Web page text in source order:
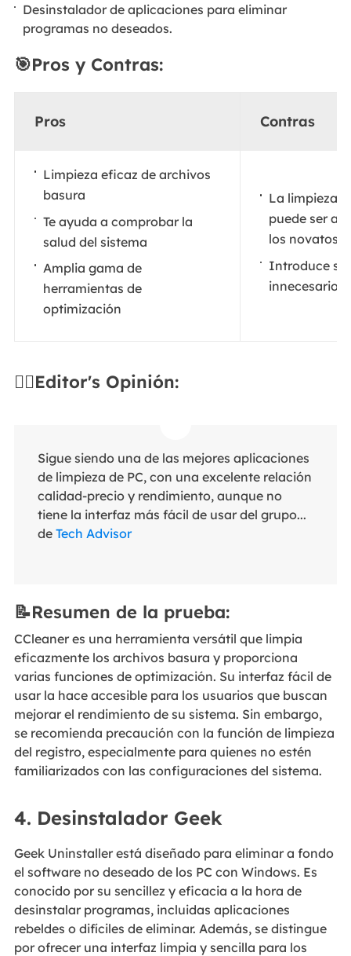
Desinstalador de aplicaciones para eliminar
programas no deseados.
🎯Pros y Contras:
Pros Contras
Limpieza eficaz de archivos
basura
Te ayuda a comprobar la
salud del sistema
Amplia gama de
herramientas de
optimización
La limpieza
puede ser
los novatos
Introduce
innecesario
✍🏻Editor's Opinión:
Sigue siendo una de las mejores aplicaciones
de limpieza de PC, con una excelente relación
calidad-precio y rendimiento, aunque no
tiene la interfaz más fácil de usar del grupo...
de Tech Advisor
📝Resumen de la prueba:
CCleaner es una herramienta versátil que limpia
eficazmente los archivos basura y proporciona
varias funciones de optimización. Su interfaz fácil de
usar la hace accesible para los usuarios que buscan
mejorar el rendimiento de su sistema. Sin embargo,
se recomienda precaución con la función de limpieza
del registro, especialmente para quienes no estén
familiarizados con las configuraciones del sistema.
4. Desinstalador Geek
Geek Uninstaller está diseñado para eliminar a fondo
el software no deseado de los PC con Windows. Es
conocido por su sencillez y eficacia a la hora de
desinstalar programas, incluidas aplicaciones
rebeldes o difíciles de eliminar. Además, se distingue
por ofrecer una interfaz limpia y sencilla para los